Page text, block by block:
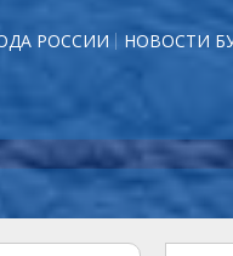
РОССИИ НОВОСТИ